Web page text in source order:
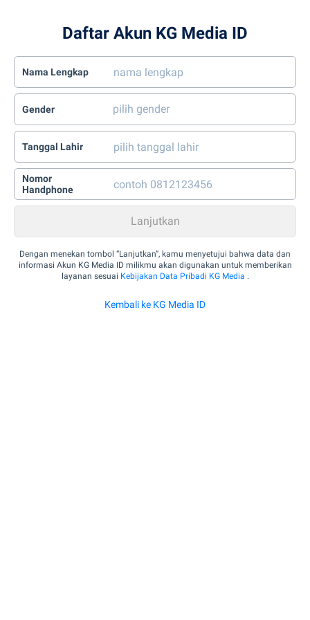
Daftar Akun KG Media ID
Nama Lengkap
Gender
Tanggal Lahir
Nomor
Handphone
Dengan menekan tombol “Lanjutkan”, kamu menyetujui bahwa data dan
informasi Akun KG Media ID milikmu akan digunakan untuk memberikan
layanan sesuai Kebijakan Data Pribadi KG Media .
Kembali ke KG Media ID